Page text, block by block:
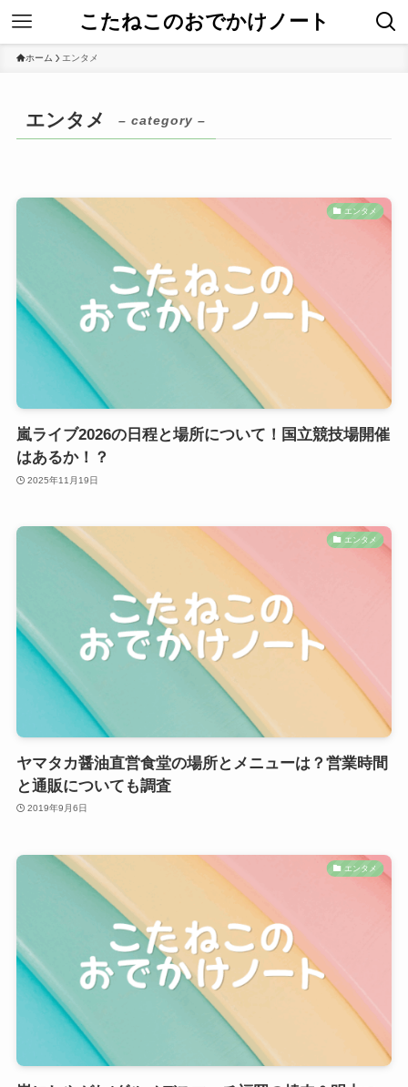
こたねこのおでかけノート
ホーム エンタメ
エンタメ – category –
エンタメ
嵐ライブ2026の日程と場所について！国立競技場開催
はあるか！？
2025年11月19日
エンタメ
ヤマタカ醤油直営食堂の場所とメニューは？営業時間
と通販についても調査
2019年9月6日
エンタメ